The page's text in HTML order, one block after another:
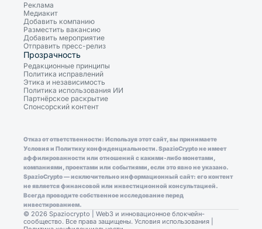
Реклама
Медиакит
Добавить компанию
Разместить вакансию
Добавить мероприятие
Отправить пресс-релиз
Прозрачность
Редакционные принципы
Политика исправлений
Этика и независимость
Политика использования ИИ
Партнёрское раскрытие
Спонсорский контент
Отказ от ответственности: Используя этот сайт, вы принимаете
Условия и Политику конфиденциальности. SpazioCrypto не имеет
аффилированности или отношений с какими-либо монетами,
компаниями, проектами или событиями, если это явно не указано.
SpazioCrypto — исключительно информационный сайт: его контент
не является финансовой или инвестиционной консультацией.
Всегда проводите собственное исследование перед
инвестированием.
© 2026 Spaziocrypto | Web3 и инновационное блокчейн-
сообщество. Все права защищены. Условия использования